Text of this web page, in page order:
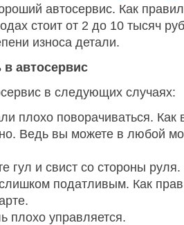
автосервис. Как
стоит от 2 до 10 тысяч
износа детали.
в автосервис
в следующих случаях:
плохо поворачиваться. Как
Ведь вы можете в любой
и свист со стороны руля.
податливым. Как
управляется.